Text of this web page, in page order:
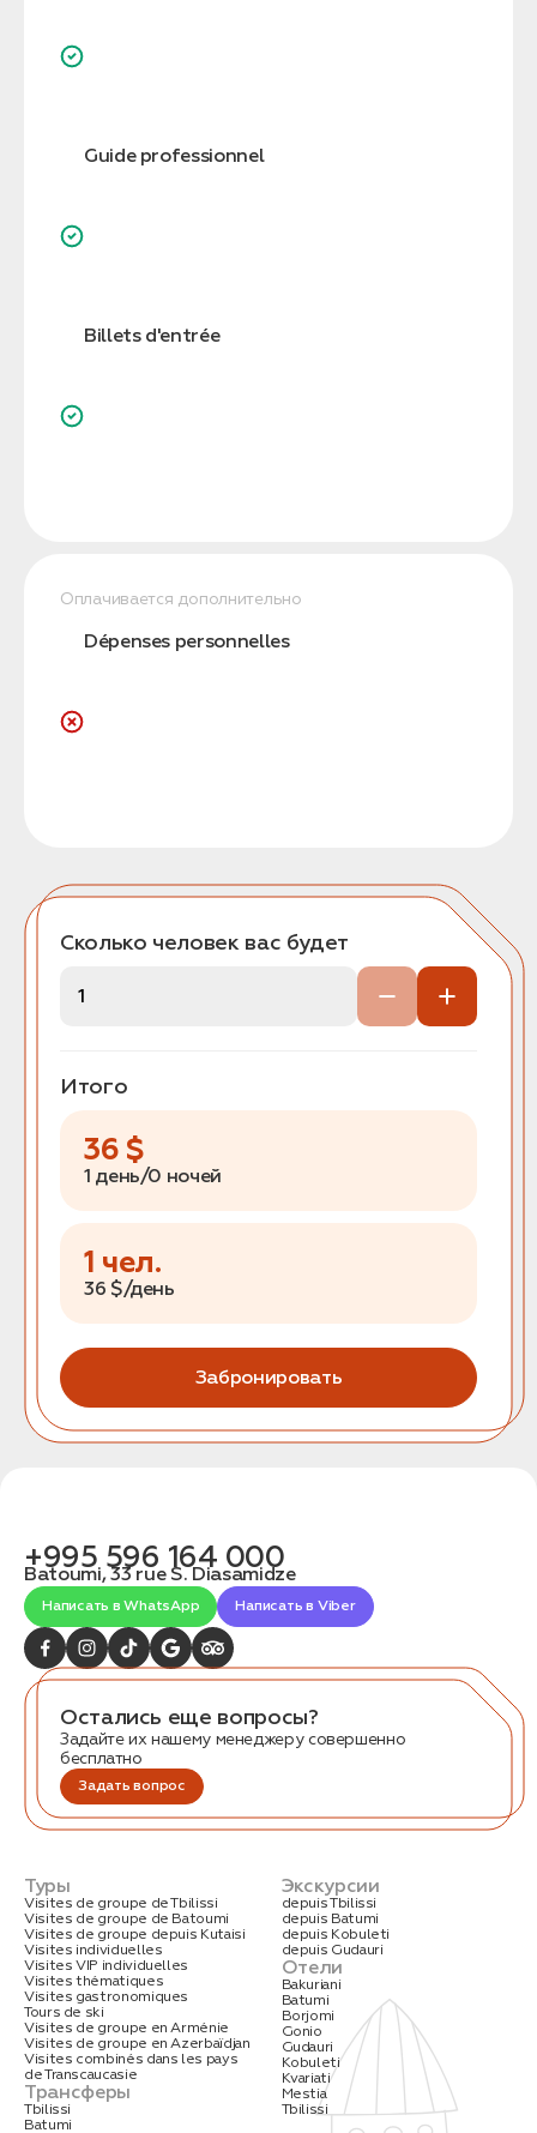
Guide professionnel
Billets d'entrée
Оплачивается дополнительно
Dépenses personnelles
Сколько человек вас будет
Итого
36 $
1 день/0 ночей
1 чел.
36 $/день
Забронировать
+995 596 164 000
Batoumi, 33 rue S. Diasamidze
Написать в WhatsApp Написать в Viber
Остались еще вопросы?
Задайте их нашему менеджеру совершенно
бесплатно
Задать вопрос
Туры
Visites de groupe de Tbilissi
Visites de groupe de Batoumi
Visites de groupe depuis Kutaisi
Visites individuelles
Visites VIP individuelles
Visites thématiques
Visites gastronomiques
Tours de ski
Visites de groupe en Arménie
Visites de groupe en Azerbaïdjan
Visites combinés dans les pays
de Transcaucasie
Трансферы
Tbilissi
Batumi
Экскурсии
depuis Tbilissi
depuis Batumi
depuis Kobuleti
depuis Gudauri
Отели
Bakuriani
Batumi
Borjomi
Gonio
Gudauri
Kobuleti
Kvariati
Mestia
Tbilissi